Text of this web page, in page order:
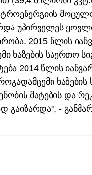
უპირველეს
2015 წლის
ხაზების საერთო
2014 წლის
მატების და
გაიზარდა", -